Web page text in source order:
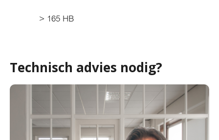
> 165 HB
Technisch advies nodig?